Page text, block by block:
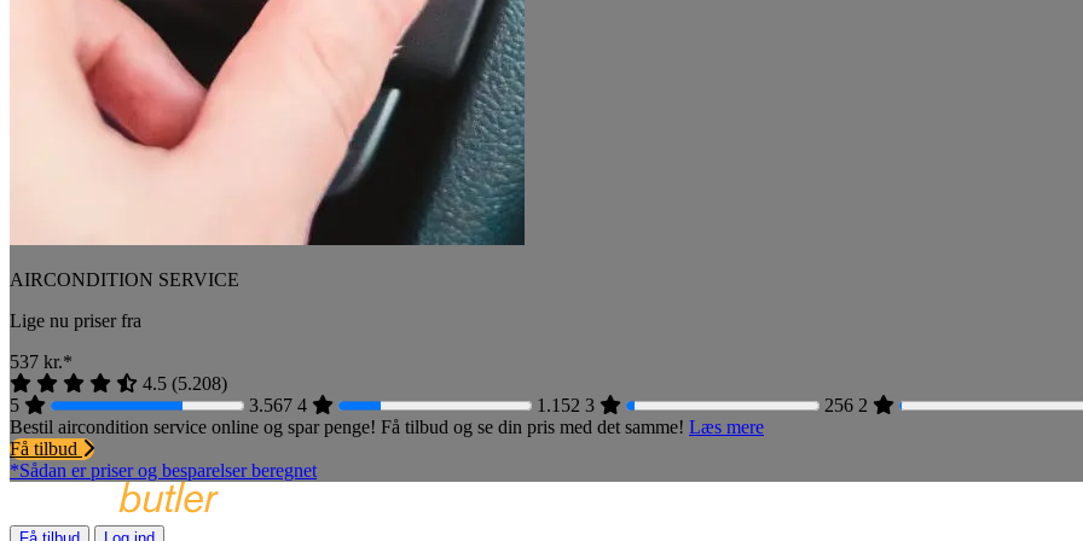
AIRCONDITION SERVICE
Lige nu priser fra
537 kr.*
4.5 (5.208)
5
3.567 4 1.152 3 256 2
Bestil aircondition service online og spar penge! Få tilbud og se din pris med det samme! Læs mere
Få tilbud
*Sådan er priser og besparelser beregnet